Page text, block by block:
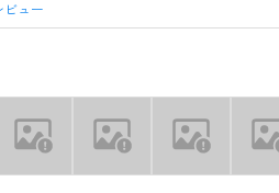
ビュー